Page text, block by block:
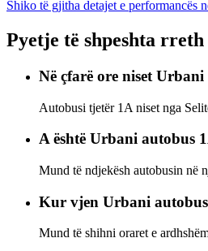
Shiko të gjitha detajet e performancës
Pyetje të shpeshta
Në çfarë ore niset
Autobusi tjetër 1A niset nga
A është Urbani autobus
Mund të ndjekësh autobusin në
Kur vjen Urbani
Mund të shihni oraret e